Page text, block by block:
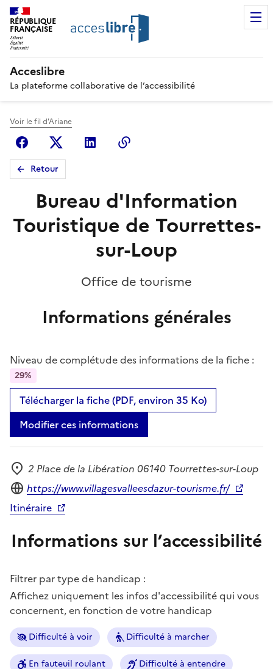
RÉPUBLIQUE
FRANÇAISE
Acceslibre
La plateforme collaborative de l’accessibilité
Voir le fil d'Ariane
FacebookX (anciennement Twitter)
Linkedin
Retour
Bureau d'Information
Touristique de Tourrettes-
sur-Loup
Office de tourisme
Informations générales
Niveau de complétude des informations de la fiche :
29%
Télécharger la fiche (PDF, environ 35 Ko)
Modifier ces informations
Adresse
2 Place de la Libération 06140 Tourrettes-sur-Loup
Site internet
https://www.villagesvalleesdazur-tourisme.fr/
Itinéraire
Informations sur l’accessibilité
Filtrer par type de handicap :
Affichez uniquement les infos d'accessibilité qui vous
concernent, en fonction de votre handicap
Difficulté à voir Difficulté à marcher
En fauteuil roulant Difficulté à entendre